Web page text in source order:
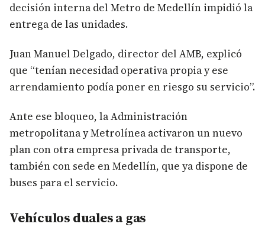
decisión interna del Metro de Medellín impidió la
entrega de las unidades.
Juan Manuel Delgado, director del AMB, explicó
que “tenían necesidad operativa propia y ese
arrendamiento podía poner en riesgo su servicio”.
Ante ese bloqueo, la Administración
metropolitana y Metrolínea activaron un nuevo
plan con otra empresa privada de transporte,
también con sede en Medellín, que ya dispone de
buses para el servicio.
Vehículos duales a gas